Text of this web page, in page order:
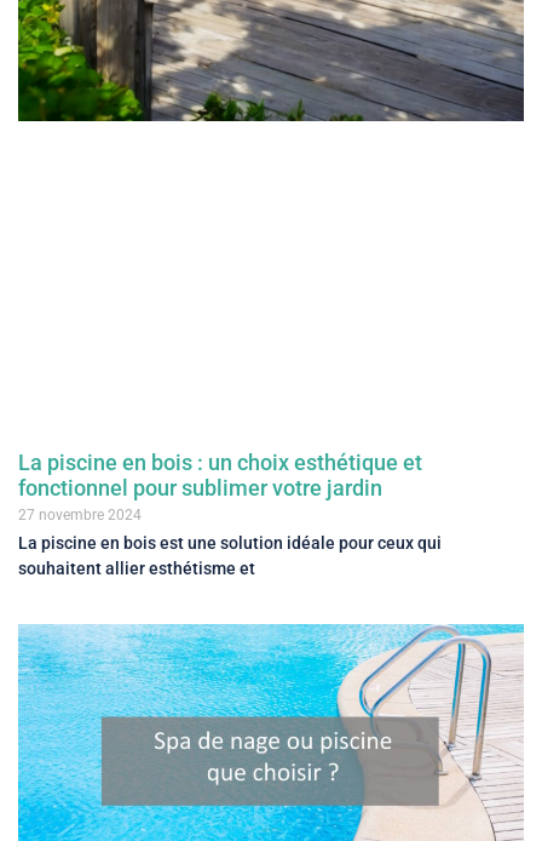
La piscine en bois : un choix esthétique et
fonctionnel pour sublimer votre jardin
27 novembre 2024
La piscine en bois est une solution idéale pour ceux qui
souhaitent allier esthétisme et